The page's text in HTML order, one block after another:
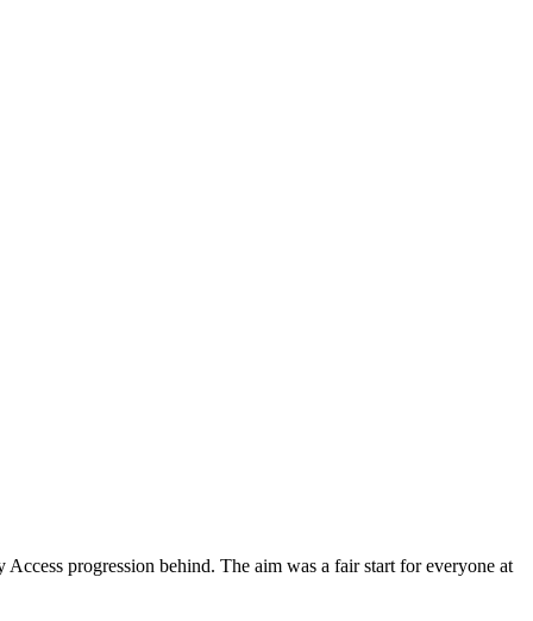
progression behind. The aim was a fair start for everyone at